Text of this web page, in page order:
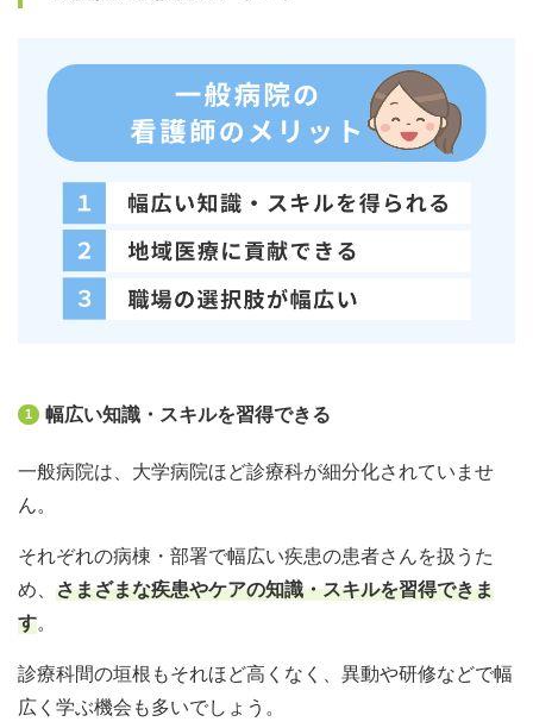
1 幅広い知識・スキルを習得できる
一般病院は、大学病院ほど診療科が細分化されていませ
ん。
それぞれの病棟・部署で幅広い疾患の患者さんを扱うた
め、 さまざまな疾患やケアの知識・スキルを習得できま
す。
診療科間の垣根もそれほど高くなく、異動や研修などで幅
広く学ぶ機会も多いでしょう。